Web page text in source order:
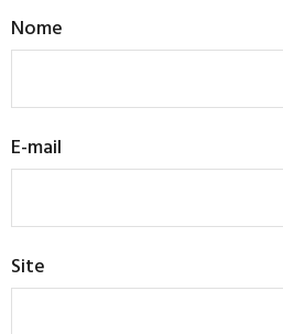
Nome
E-mail
Site